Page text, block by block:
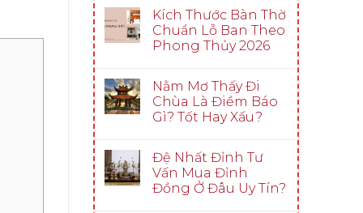
Kích Thước Bàn Thờ
Chuẩn Lỗ Ban Theo
Phong Thủy 2026
Nằm Mơ Thấy Đi
Chùa Là Điềm Báo
Gì? Tốt Hay Xấu?
Đệ Nhất Đỉnh Tư
Vấn Mua Đỉnh
Đồng Ở Đâu Uy Tín?